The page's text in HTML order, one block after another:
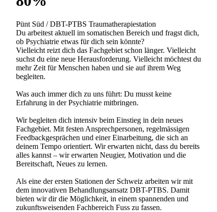
sind Ausbildungsklinik für Assistenzärzte (A1-Kliniken),
dipl. Pflegefachpersonen HF, Fachangestellte
Gesundheit (FAGE), Lehrlinge und Praktikanten
diverser Berufe und weisen eine enge universitäre
Anbindug auf.